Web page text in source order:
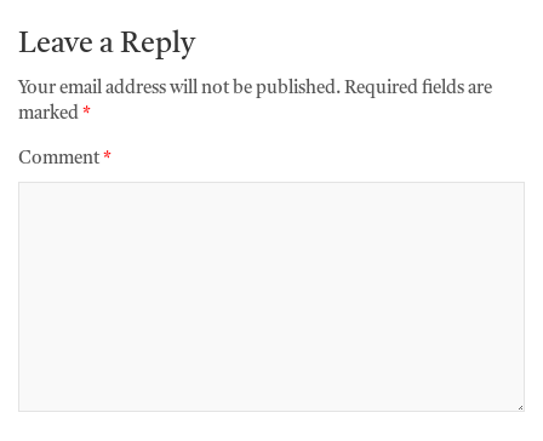
Leave a Reply
Your email address will not be published. Required fields are
marked *
Comment *